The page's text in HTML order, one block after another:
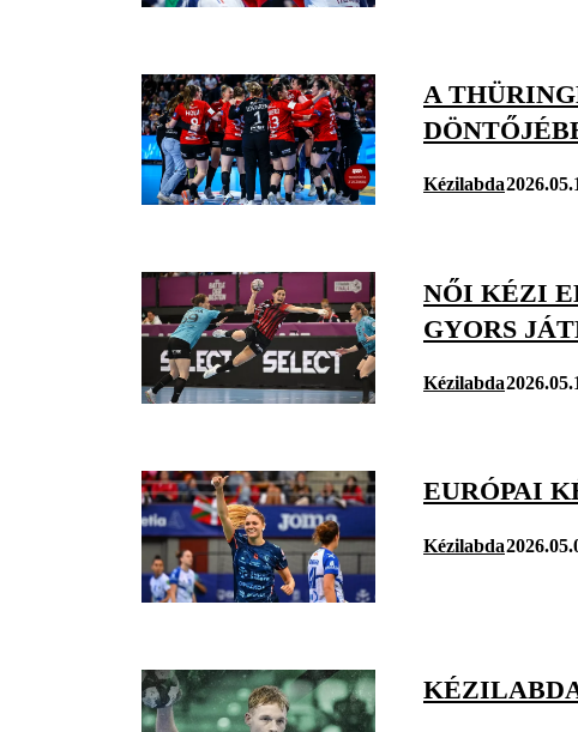
A
Kézilabda
NŐI KÉZI
GYORS
Kézilabda
EURÓPAI
Kézilabda